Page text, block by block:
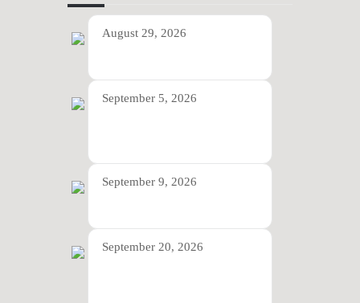
August 29, 2026
September 5, 2026
September 9, 2026
September 20, 2026